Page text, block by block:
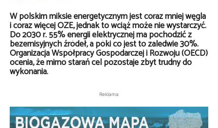
W polskim miksie energetycznym jest coraz mniej węgla
i coraz więcej OZE, jednak to wciąż może nie wystarczyć.
Do 2030 r. 55% energii elektrycznej ma pochodzić z
bezemisyjnych źródeł, a póki co jest to zaledwie 30%.
Organizacja Współpracy Gospodarczej i Rozwoju (OECD)
ocenia, że mimo starań cel pozostaje zbyt trudny do
wykonania.
Reklama